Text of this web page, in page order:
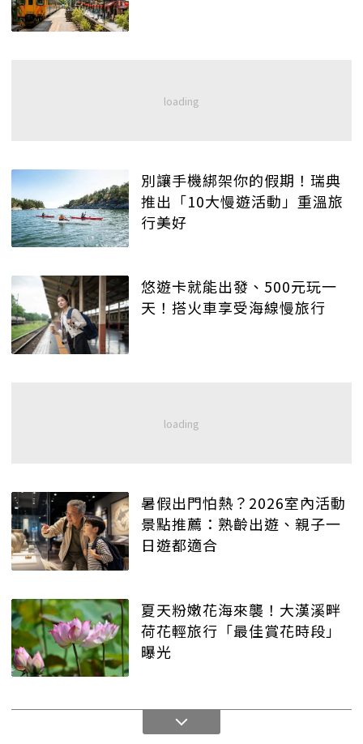
別讓手機綁架你的假期！瑞典
推出「10大慢遊活動」重溫旅
行美好
悠遊卡就能出發、500元玩一
天！搭火車享受海線慢旅行
暑假出門怕熱？2026室內活動
景點推薦：熟齡出遊、親子一
日遊都適合
夏天粉嫩花海來襲！大漢溪畔
荷花輕旅行「最佳賞花時段」
曝光